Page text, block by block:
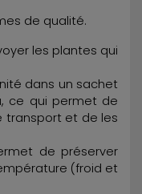
de qualité.
les plantes qui
dans un sachet
ce qui permet de
transport et de les
de préserver
(froid et